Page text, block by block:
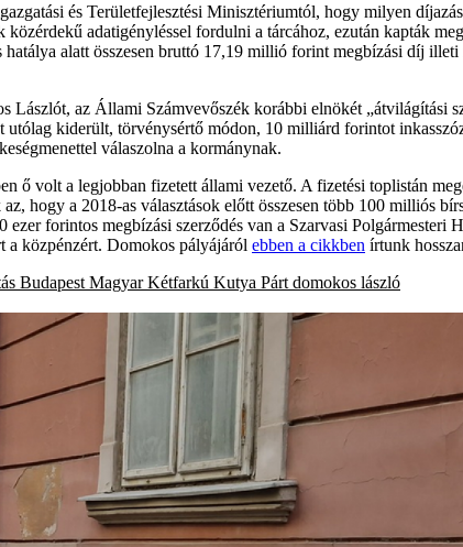
és Területfejlesztési Minisztériumtól, hogy milyen
adatigényléssel fordulni a tárcához, ezután kapták
alatt összesen bruttó 17,19 millió forint megbízási díj
Lászlót, az Állami Számvevőszék korábbi elnökét „átvilágítási
utólag kiderült, törvénysértő módon, 10 milliárd forintot
válaszolna a kormánynak.
ő volt a legjobban fizetett állami vezető. A fizetési toplistán
hogy a 2018-as választások előtt összesen több 100 milliós
ezer forintos megbízási szerződés van a Szarvasi
a közpénzért. Domokos pályájáról ebben a cikkben írtunk
Budapest Magyar Kétfarkú Kutya Párt domokos lászló